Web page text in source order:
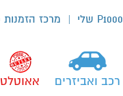
P1000 שלי מרכז הזמנות 03-9545370
רכב ואביזרים אאוטלט